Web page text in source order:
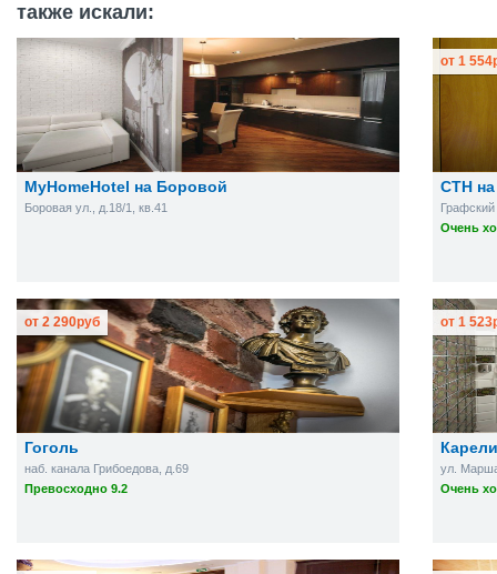
также искали:
MyHomeHotel на Боровой
Боровая ул., д.18/1, кв.41
СТН
Очень
от 1 554
Гоголь
наб. канала Грибоедова, д.69
Превосходно 9.2
от 2 290руб
ул.
Очень
от 1 523